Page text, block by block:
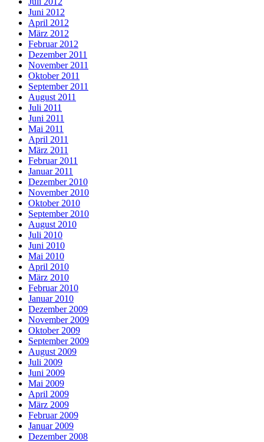
Juni 2012
April 2012
März 2012
Februar 2012
Dezember 2011
November 2011
Oktober 2011
September 2011
August 2011
Juli 2011
Juni 2011
Mai 2011
April 2011
März 2011
Februar 2011
Januar 2011
Dezember 2010
November 2010
Oktober 2010
September 2010
August 2010
Juli 2010
Juni 2010
Mai 2010
April 2010
März 2010
Februar 2010
Januar 2010
Dezember 2009
November 2009
Oktober 2009
September 2009
August 2009
Juli 2009
Juni 2009
Mai 2009
April 2009
März 2009
Februar 2009
Januar 2009
Dezember 2008